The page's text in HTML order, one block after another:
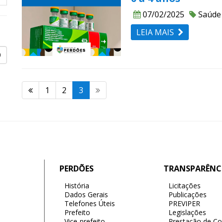
07/02/2025
Saúde
LEIA MAIS
1 2 3
PERDÕES
História
Dados Gerais
Telefones Úteis
Prefeito
Licitações
Publicações
PREVIPER
Legislações